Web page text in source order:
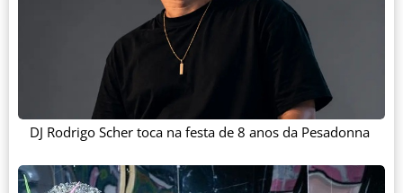
DJ Rodrigo Scher toca na festa de 8 anos da Pesadonna